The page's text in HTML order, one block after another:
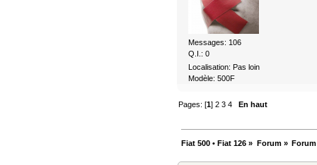
Messages: 106
Q.I.: 0
Localisation: Pas loin
Modèle: 500F
Pages: [1]2 3 4 En haut
Fiat 500 • Fiat 126 » Forum»